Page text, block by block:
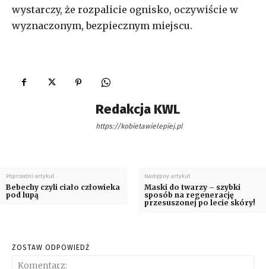
wystarczy, że rozpalicie ognisko, oczywiście w
wyznaczonym, bezpiecznym miejscu.
Redakcja KWL
https://kobietawielepiej.pl
Poprzedni artykuł
Bebechy czyli ciało człowieka
pod lupą
Następny artykuł
Maski do twarzy – szybki
sposób na regenerację
przesuszonej po lecie skóry!
ZOSTAW ODPOWIEDŹ